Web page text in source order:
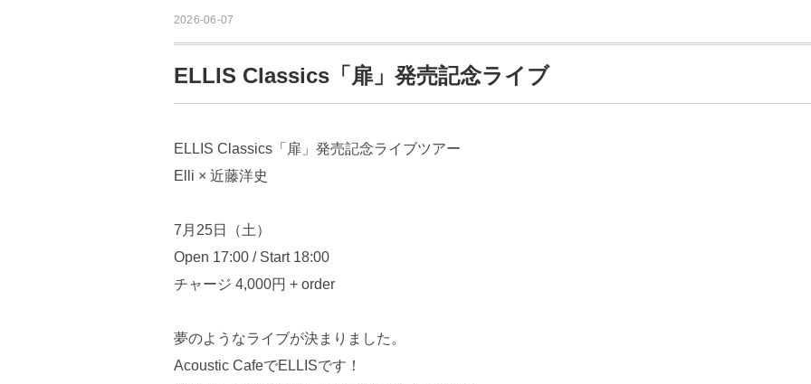
2026-06-07
ELLIS Classics「扉」発売記念ライブ
ELLIS Classics「扉」発売記念ライブツアー
Elli × 近藤洋史
7月25日（土）
Open 17:00 / Start 18:00
チャージ 4,000円 + order
夢のようなライブが決まりました。
Acoustic CafeでELLISです！